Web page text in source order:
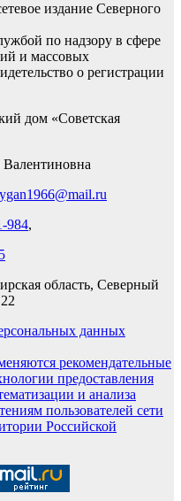
издание Северного
по надзору в сфере
и массовых
о регистрации
дом «Советская
984,
область, Северный
данных
рекомендательные
предоставления
и анализа
пользователей сети
Российской